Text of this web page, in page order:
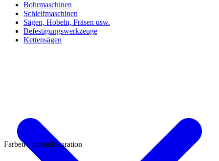
Bohrmaschinen
Schleifmaschinen
Sägen, Hobeln, Fräsen usw.
Befestigungswerkzeuge
Kettensägen
Farben - Innendekoration